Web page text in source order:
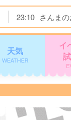
23:10 さんま
天気
WEATHER
イ